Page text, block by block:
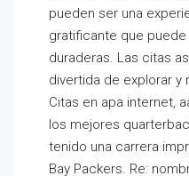
pueden ser una
gratificante que
duraderas. Las citas
divertida de explorar y
Citas en apa internet,
los mejores
tenido una carrera
Bay Packers. Re: